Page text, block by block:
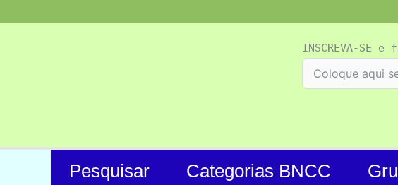
para
INSCREVA-SE
Pesquisar Categorias BNCC